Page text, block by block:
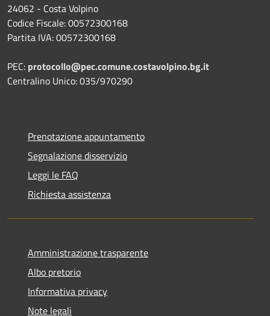
24062 - Costa Volpino
Codice Fiscale: 00572300168
Partita IVA: 00572300168
PEC: protocollo@pec.comune.costavolpino.bg.it
Centralino Unico: 035/970290
Prenotazione appuntamento
Segnalazione disservizio
Leggi le FAQ
Richiesta assistenza
Amministrazione trasparente
Albo pretorio
Informativa privacy
Note legali